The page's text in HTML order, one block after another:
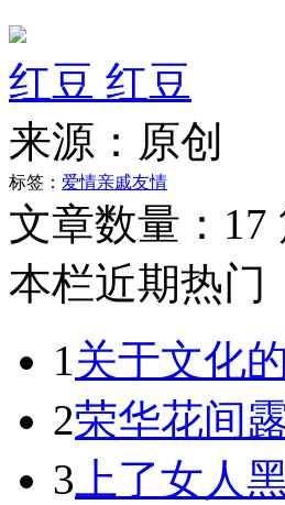
红豆 红豆
来源： 原创
标签： 爱情亲戚友情
文章数量： 17
本栏近期热门
1关于文化
2荣华花间
3 上了女人